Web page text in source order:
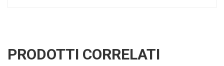
PRODOTTI CORRELATI